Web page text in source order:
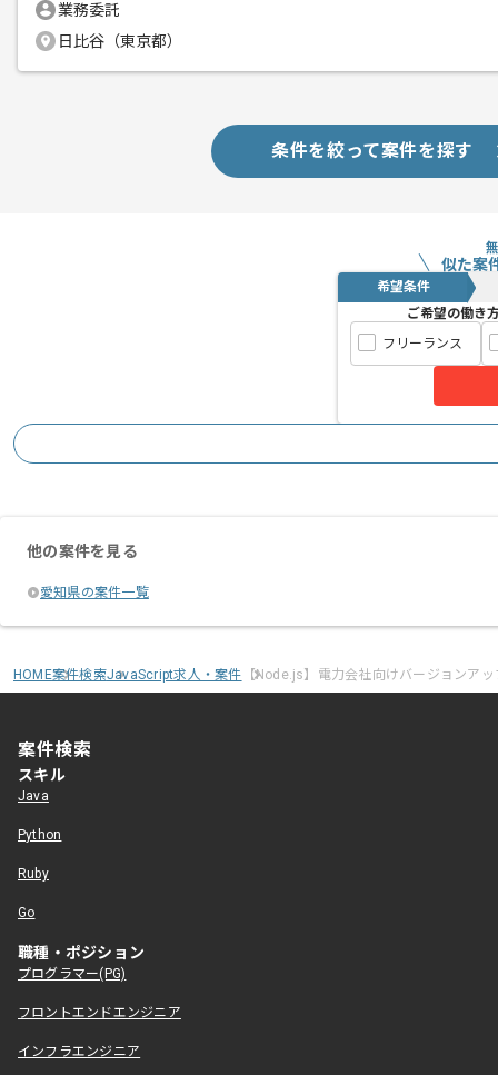
業務委託
日比谷（東京都）
条件を絞って案件を探す
似た案
希望条件
ご希望の働き
フリーランス
他の案件を見る
愛知県の案件一覧
HOME案件検索JavaScript求人・案件 【Node.js】電力会社向けバージョンア
案件検索
スキル
Java
Python
Ruby
Go
職種・ポジション
プログラマー(PG)
フロントエンドエンジニア
インフラエンジニア